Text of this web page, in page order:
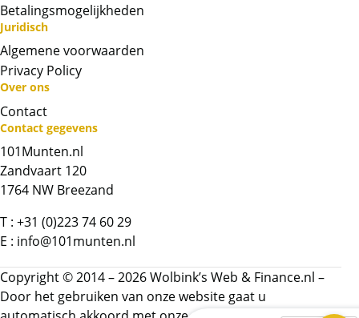
Whatsapp ons!
Bel ons
Contactformulier
Betalingsmogelijkheden
Juridisch
Algemene voorwaarden
Privacy Policy
Over ons
Contact
Contact gegevens
101Munten.nl
Zandvaart 120
1764 NW Breezand
T : +31 (0)223 74 60 29
E : info@101munten.nl
Copyright © 2014 – 2026 Wolbink’s Web & Finance.nl –
Door het gebruiken van onze website gaat u